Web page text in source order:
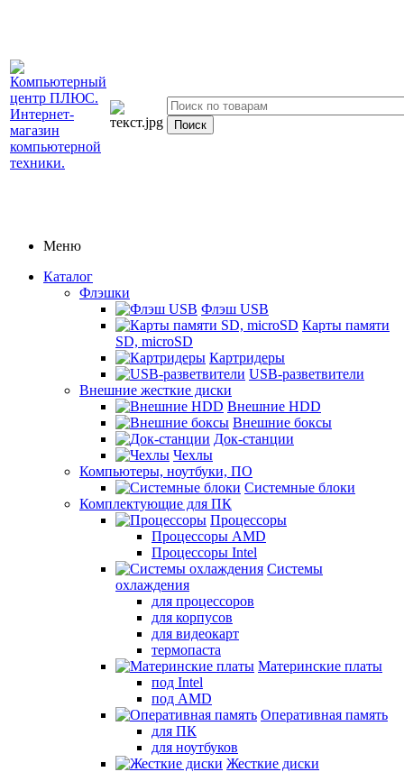
Меню
Каталог
Флэшки
Флэш USB
Карты памяти
SD, microSD
Картридеры
USB-разветвители
Внешние жесткие диски
Внешние HDD
Внешние боксы
Док-станции
Чехлы
Компьютеры, ноутбуки, ПО
Системные блоки
Комплектующие для ПК
Процессоры
Процессоры AMD
Процессоры Intel
Системы
охлаждения
для процессоров
для корпусов
для видеокарт
термопаста
Материнские платы
под Intel
под AMD
Оперативная память
для ПК
для ноутбуков
Жесткие диски